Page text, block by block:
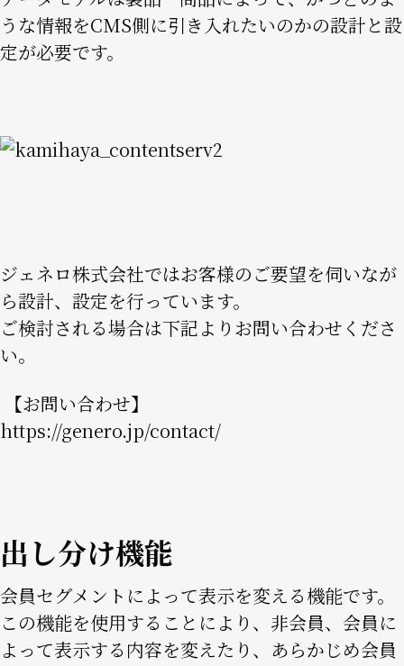
うな情報をCMS側に引き入れたいのかの設計と設
定が必要です。
Image
ジェネロ株式会社ではお客様のご要望を伺いなが
ら設計、設定を行っています。
ご検討される場合は下記よりお問い合わせくださ
い。
【お問い合わせ】
https://genero.jp/contact/
出し分け機能
会員セグメントによって表示を変える機能です。
この機能を使用することにより、非会員、会員に
よって表示する内容を変えたり、あらかじめ会員